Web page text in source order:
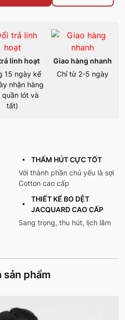
linh hoạt
15 ngày kể
nhận hàng
quần lót và
tất)
Giao hàng nhanh
Chỉ từ 2-5 ngày
THẤM HÚT CỰC TỐT
Với thành phần chủ yếu là sợi
Cotton cao cấp
THIẾT KẾ BO DỆT
JACQUARD CAO CẤP
Sang trọng, thu hút, lịch lãm
sản phẩm